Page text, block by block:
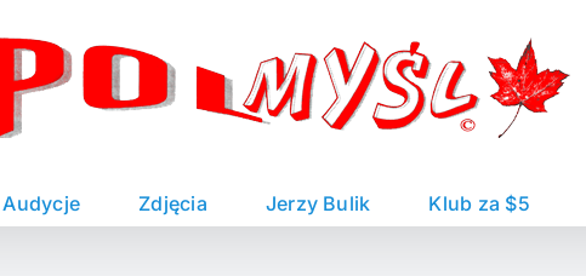
Audycje Zdjęcia Jerzy Bulik Klub za $5